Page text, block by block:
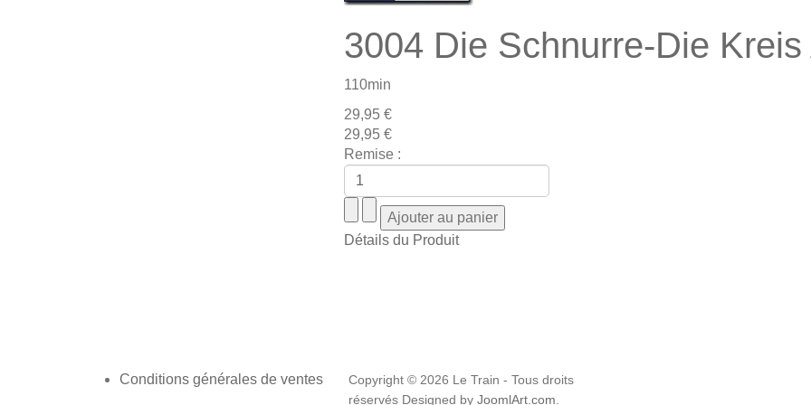
3004 Die Schnurre-Die Kreis
110min
29,95 €
29,95 €
Remise :
Détails du Produit
Conditions générales de ventes
Copyright © 2026 Le Train - Tous droits
réservés Designed by JoomlArt.com.